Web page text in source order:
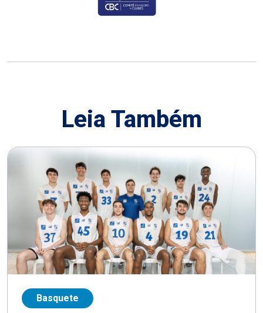
Leia Também
Basquete